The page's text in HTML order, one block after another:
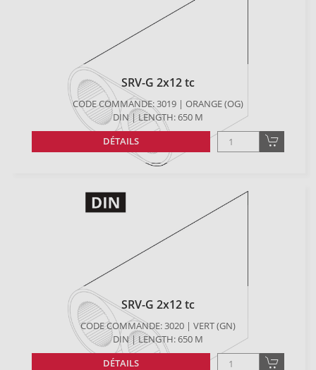
SRV-G 2x12 tc
CODE COMMANDE: 3019 | ORANGE (OG)
DIN | LENGTH: 650 M
DÉTAILS
SRV-G 2x12 tc
CODE COMMANDE: 3020 | VERT (GN)
DIN | LENGTH: 650 M
DÉTAILS